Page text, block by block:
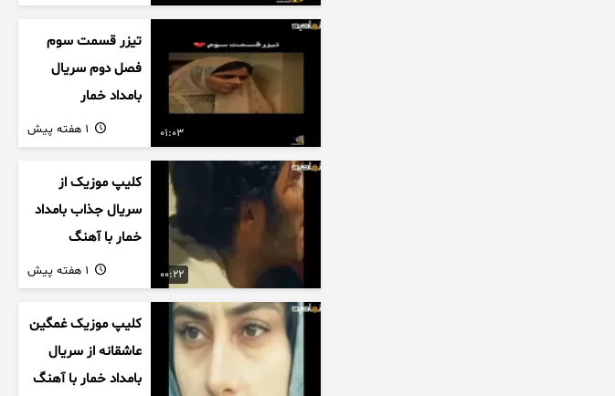
01:03
تیزر قسمت سوم
فصل دوم سریال
بامداد خمار
00:22
کلیپ موزیک از
سریال جذاب بامداد
خمار با آهنگ
عاشقانه
کلیپ موزیک غمگین
عاشقانه از سریال
بامداد خمار با آهنگ